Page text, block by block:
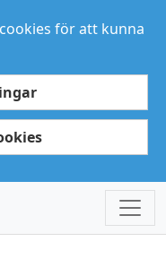
för att kunna